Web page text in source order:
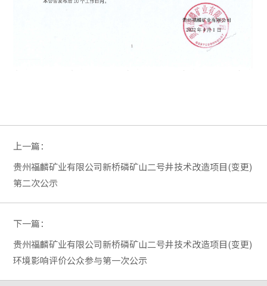
上一篇：
贵州福麟矿业有限公司新桥磷矿山二号井技术改造项目(变更)
第二次公示
下一篇：
贵州福麟矿业有限公司新桥磷矿山二号井技术改造项目(变更)
环境影响评价公众参与第一次公示